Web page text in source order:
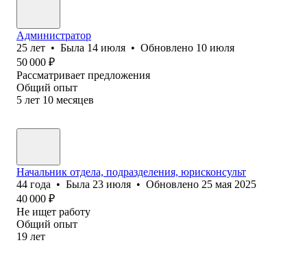
Администратор
25 лет • Была 14 июля • Обновлено 10 июля
50 000 ₽
Рассматривает предложения
Общий опыт
5 лет 10 месяцев
Начальник отдела, подразделения, юрисконсульт
44 года • Была 23 июля • Обновлено 25 мая 2025
40 000 ₽
Не ищет работу
Общий опыт
19 лет